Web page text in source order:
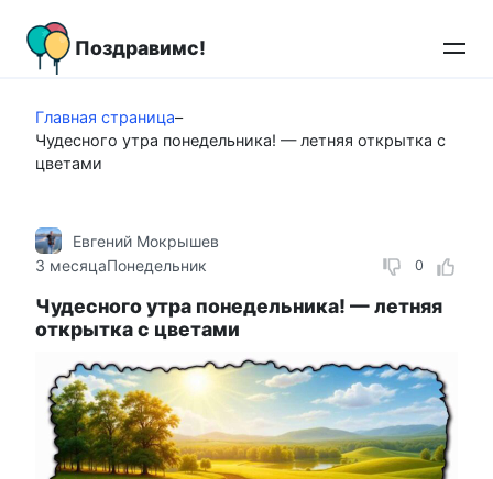
контенту
Поздравимс!
Главная страница–
Чудесного утра понедельника! — летняя открытка с
цветами
0
Евгений Мокрышев
3 месяцаПонедельник
Чудесного утра понедельника! — летняя
открытка с цветами